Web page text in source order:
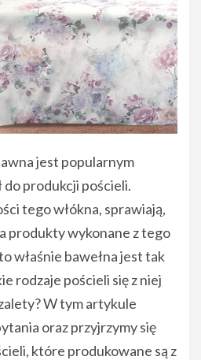
jest popularnym
produkcji pościeli.
tego włókna, sprawiają,
produkty wykonane z tego
właśnie bawełna jest tak
rodzaje pościeli się z niej
W tym artykule
oraz przyjrzymy się
które produkowane są z